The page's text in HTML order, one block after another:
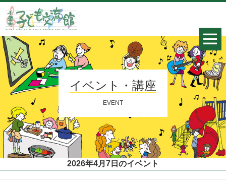
イベント・講座
EVENT
2026年4月7日のイベント